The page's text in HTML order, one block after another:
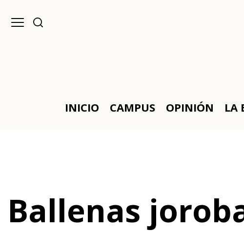
INICIO CAMPUS OPINIÓN LA
Ballenas